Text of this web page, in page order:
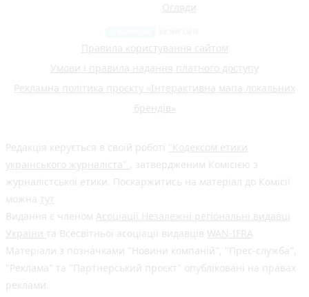
Огляди
Правила користування сайтом
Умови і правила надання платного доступу
Рекламна політика проєкту «Інтерактивна мапа локальних
брендів»
Редакція керується в своїй роботі "Кодексом етики
українського журналіста" , затвердженим Комісією з
журналістської етики. Поскаржитись на матеріал до Комісії
можна тут
Видання є членом Асоціації Незалежні регіональні видавці
України та Всесвітньої асоціації видавців WAN-IFRA
Матеріали з позначками "Новини компаній", "Прес-служба",
"Реклама" та "Партнерський проєкт" опубліковані на правах
реклами.